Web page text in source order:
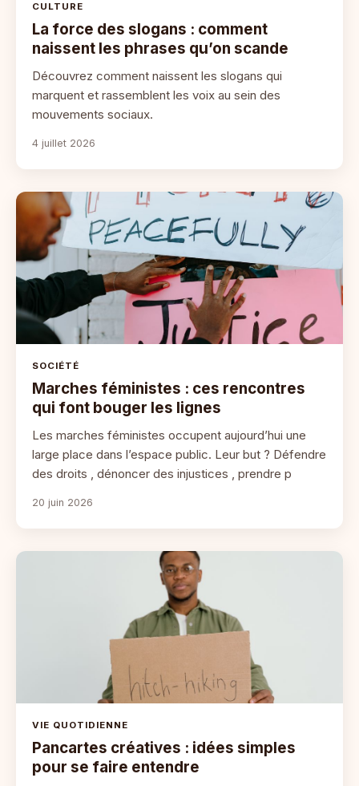
CULTURE
La force des slogans : comment
naissent les phrases qu’on scande
Découvrez comment naissent les slogans qui
marquent et rassemblent les voix au sein des
mouvements sociaux.
4 juillet 2026
SOCIÉTÉ
Marches féministes : ces rencontres
qui font bouger les lignes
Les marches féministes occupent aujourd’hui une
large place dans l’espace public. Leur but ? Défendre
des droits , dénoncer des injustices , prendre p
20 juin 2026
VIE QUOTIDIENNE
Pancartes créatives : idées simples
pour se faire entendre